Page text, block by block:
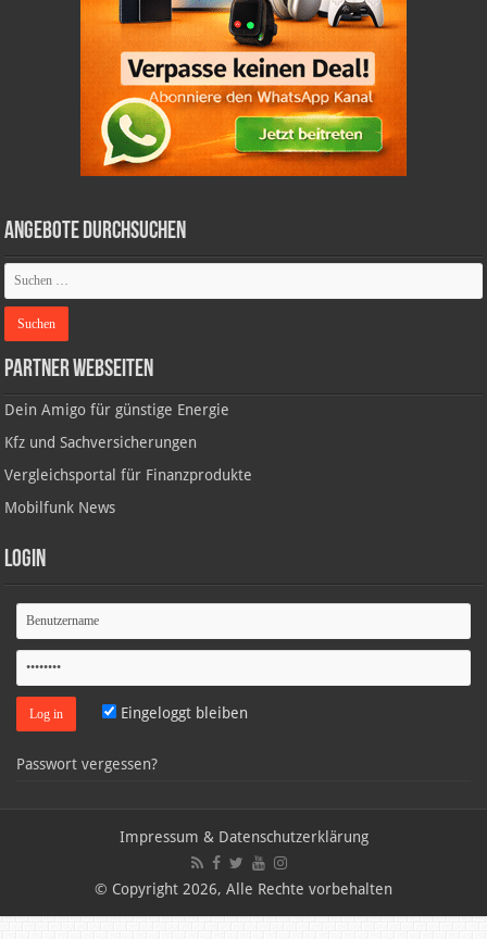
Angebote durchsuchen
Partner Webseiten
Dein Amigo für günstige Energie
Kfz und Sachversicherungen
Vergleichsportal für Finanzprodukte
Mobilfunk News
Login
Eingeloggt bleiben
Passwort vergessen?
Impressum & Datenschutzerklärung
© Copyright 2026, Alle Rechte vorbehalten